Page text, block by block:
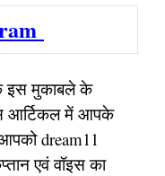
इस मुकाबले के
आर्टिकल में आपके
dream11
एवं वॉइस का